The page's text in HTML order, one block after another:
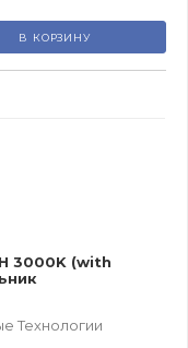
В КОРЗИНУ
3000K (with
Технологии